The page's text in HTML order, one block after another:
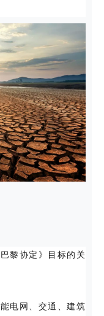
黎协定》目标的关
电网、交通、建筑